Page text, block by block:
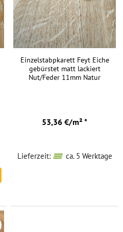
Einzelstabpkarett Feyt Eiche
gebürstet matt lackiert
Nut/Feder 11mm Natur
53,36 €/m² *
Lieferzeit: ca. 5 Werktage